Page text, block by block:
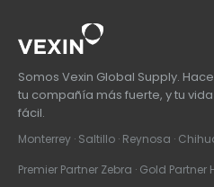
Somos Vexin Global Supply.
tu compañía más fuerte, y tu
fácil.
Monterrey · Saltillo · Reynosa ·
Premier Partner Zebra · Gold Partner